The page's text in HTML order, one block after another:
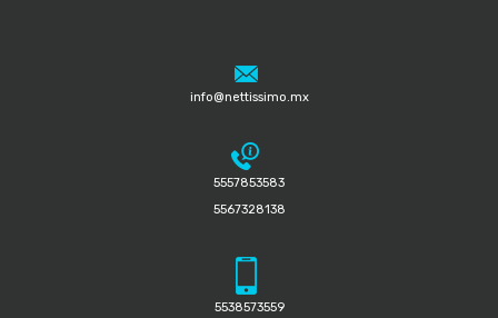
info@nettissimo.mx
5557853583
5567328138
5538573559